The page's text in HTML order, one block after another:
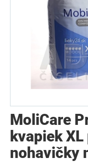
MoliCare
kvapiek
nohavičky